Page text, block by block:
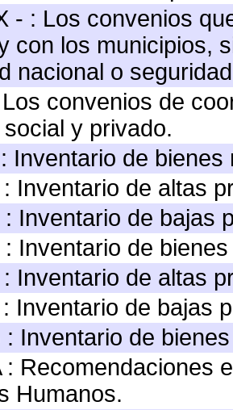
- : Los convenios
con los municipios,
nacional o
convenios de
y privado.
Inventario de bienes
Inventario de altas
Inventario de bajas
Inventario de
Inventario de altas
Inventario de bajas
: Inventario de
: Recomendaciones
Humanos.